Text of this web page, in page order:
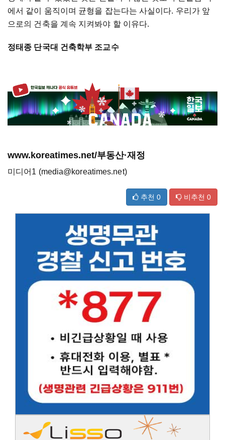
에서 같이 움직이며 균형을 잡는다는 사실이다. 우리가 앞
으로의 건축을 계속 지켜봐야 할 이유다.
정태종 단국대 건축학부 조교수
www.koreatimes.net/부동산·재정
미디어1 (media@koreatimes.net)
추천 0 비추천 0